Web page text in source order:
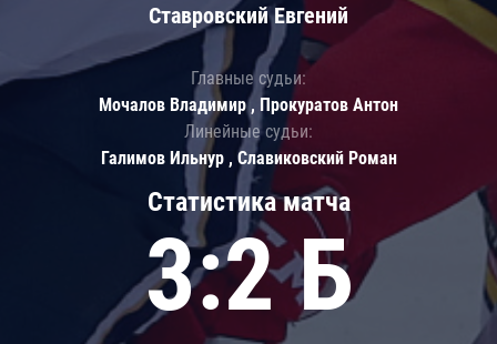
Статистика матча
3:2 Б
Ставровский Евгений
Главные судьи:
Мочалов Владимир , Прокуратов Антон
Линейные судьи:
Галимов Ильнур , Славиковский Роман